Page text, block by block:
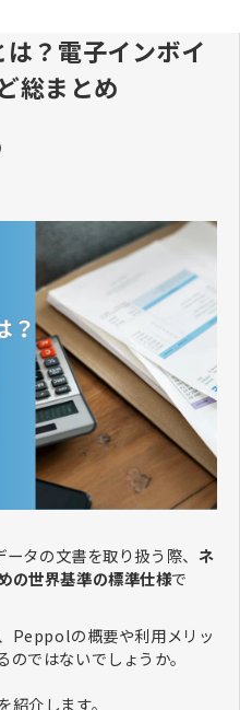
？電子インボイ
総まとめ
タの文書を取り扱う際、 ネ
の世界基準の標準仕様で
Peppolの概要や利用メリッ
ではないでしょうか。
介します。